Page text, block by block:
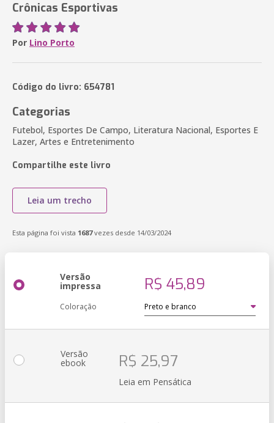
Crônicas Esportivas
Por Lino Porto
Código do livro: 654781
Categorias
Futebol, Esportes De Campo, Literatura Nacional, Esportes E
Lazer, Artes e Entretenimento
Compartilhe este livro
Leia um trecho
Esta página foi vista 1687vezes desde 14/03/2024
Versão
impressa R$ 45,89
Coloração
Versão
ebook R$ 25,97
Leia em Pensática